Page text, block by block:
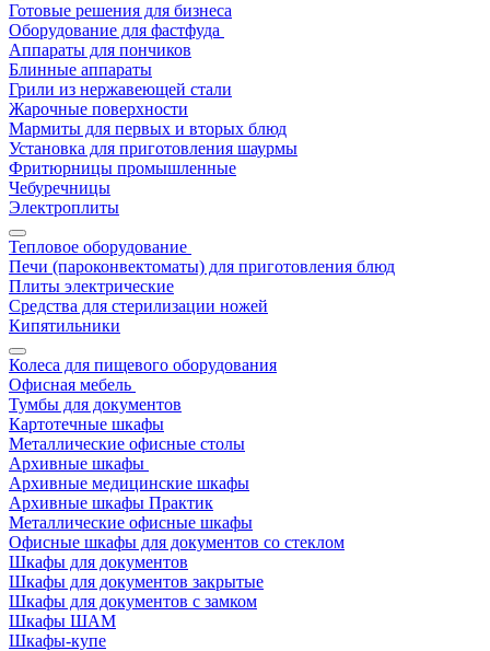
Готовые решения для бизнеса
Оборудование для фастфуда
Аппараты для пончиков
Блинные аппараты
Грили из нержавеющей стали
Жарочные поверхности
Мармиты для первых и вторых блюд
Установка для приготовления шаурмы
Фритюрницы промышленные
Чебуречницы
Электроплиты
Тепловое оборудование
Печи (пароконвектоматы) для приготовления блюд
Плиты электрические
Средства для стерилизации ножей
Кипятильники
Колеса для пищевого оборудования
Офисная мебель
Тумбы для документов
Картотечные шкафы
Металлические офисные столы
Архивные шкафы
Архивные медицинские шкафы
Архивные шкафы Практик
Металлические офисные шкафы
Офисные шкафы для документов со стеклом
Шкафы для документов
Шкафы для документов закрытые
Шкафы для документов с замком
Шкафы ШАМ
Шкафы-купе